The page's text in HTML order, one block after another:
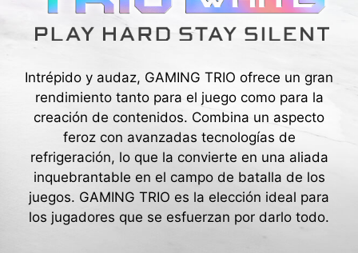
Intrépido y audaz, GAMING TRIO ofrece un gran
rendimiento tanto para el juego como para la
creación de contenidos. Combina un aspecto
feroz con avanzadas tecnologías de
refrigeración, lo que la convierte en una aliada
inquebrantable en el campo de batalla de los
juegos. GAMING TRIO es la elección ideal para
los jugadores que se esfuerzan por darlo todo.